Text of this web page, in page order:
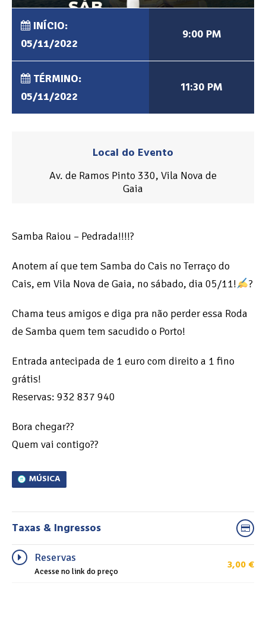
INÍCIO:
05/11/2022
9:00 PM
TÉRMINO:
05/11/2022
11:30 PM
Local do Evento
Av. de Ramos Pinto 330, Vila Nova de
Gaia
Samba Raiou – Pedrada!!!!?
Anotem aí que tem Samba do Cais no Terraço do
Cais, em Vila Nova de Gaia, no sábado, dia 05/11!
?
Chama teus amigos e diga pra não perder essa Roda
de Samba quem tem sacudido o Porto!
Entrada antecipada de 1 euro com direito a 1 fino
grátis!
Reservas: 932 837 940
Bora chegar??
Quem vai contigo??
MÚSICA
Taxas & Ingressos
Reservas
Acesse no link do preço 3,00€